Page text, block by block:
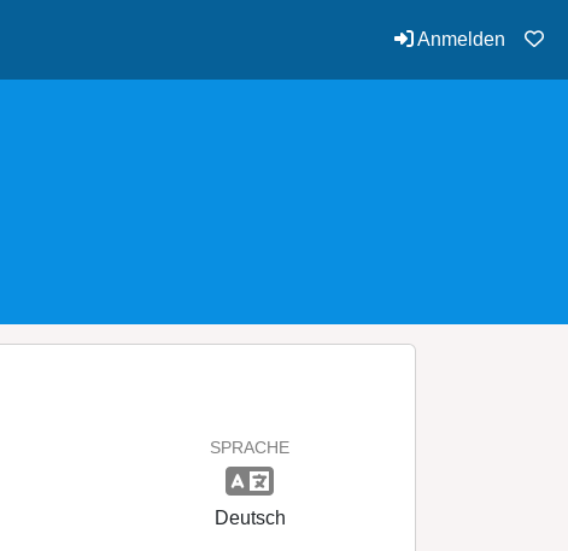
Anmelden
SPRACHE
Deutsch